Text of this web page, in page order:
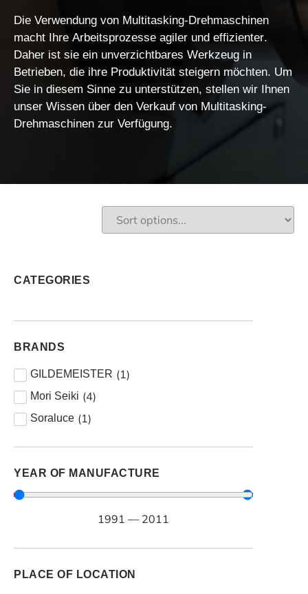
Die Verwendung von Multitasking-Drehmaschinen
macht Ihre Arbeitsprozesse agiler und effizienter.
Daher ist sie ein unverzichtbares Werkzeug in
Betrieben, die ihre Produktivität steigern möchten. Um
Sie in diesem Sinne zu unterstützen, stellen wir Ihnen
unser Wissen über den Verkauf von Multitasking-
Drehmaschinen zur Verfügung.
CATEGORIES
BRANDS
GILDEMEISTER (1)
Mori Seiki (4)
Soraluce (1)
YEAR OF MANUFACTURE
1991 — 2011
PLACE OF LOCATION